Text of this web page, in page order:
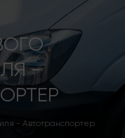
- Автотранспортер
-